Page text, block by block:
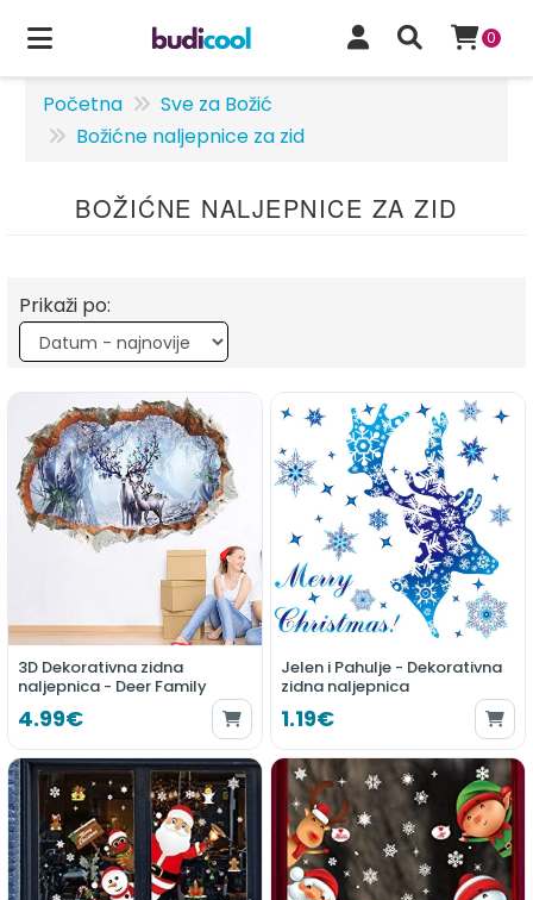
0
Početna
Sve za Božić
Božićne naljepnice za zid
BOŽIĆNE NALJEPNICE ZA ZID
Prikaži po:
3D Dekorativna zidna
naljepnica - Deer Family
4.99€
Jelen i Pahulje - Dekorativna
zidna naljepnica
1.19€